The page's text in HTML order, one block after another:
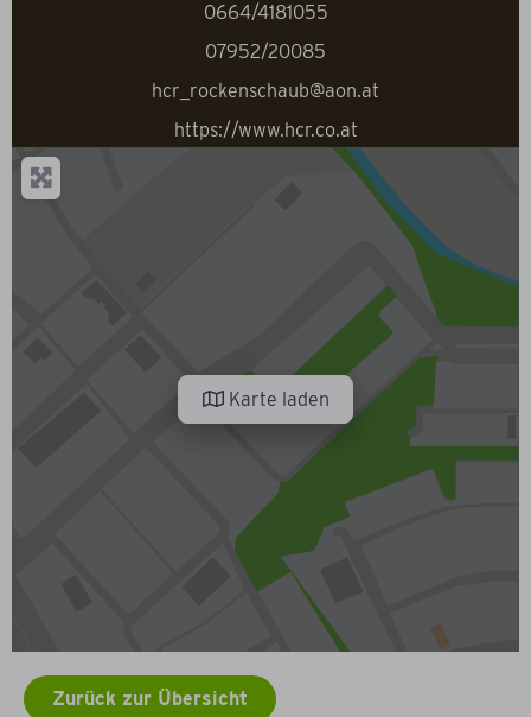
0664/4181055
07952/20085
hcr_rockenschaub@aon.at
https://www.hcr.co.at
Karte laden
Zurück zur Übersicht